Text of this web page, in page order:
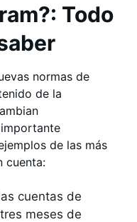
Todo
normas de
de la
de las más
cuenta:
cuentas de
meses de